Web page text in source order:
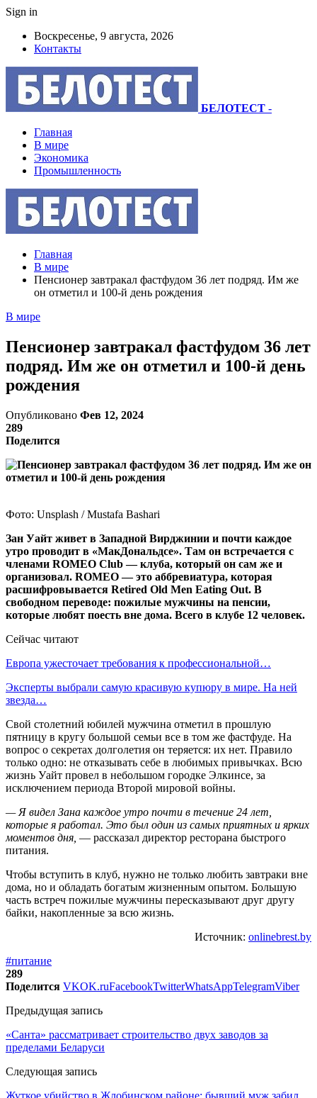
Sign in
Воскресенье, 9 августа, 2026
Контакты
БЕЛОТЕСТ -
Главная
В мире
Экономика
Промышленность
Главная
В мире
Пенсионер завтракал фастфудом 36 лет подряд. Им же
он отметил и 100-й день рождения
В мире
Пенсионер завтракал фастфудом 36 лет
подряд. Им же он отметил и 100-й день
рождения
Опубликовано Фев 12, 2024
289
Поделится
Фото: Unsplash / Mustafa Bashari
Зан Уайт живет в Западной Вирджинии и почти каждое
утро проводит в «МакДональдсе». Там он встречается с
членами ROMEO Club — клуба, который он сам же и
организовал. ROMEO — это аббревиатура, которая
расшифровывается Retired Old Men Eating Out. В
свободном переводе: пожилые мужчины на пенсии,
которые любят поесть вне дома. Всего в клубе 12 человек.
Сейчас читают
Европа ужесточает требования к профессиональной…
Эксперты выбрали самую красивую купюру в мире. На ней
звезда…
Свой столетний юбилей мужчина отметил в прошлую
пятницу в кругу большой семьи все в том же фастфуде. На
вопрос о секретах долголетия он теряется: их нет. Правило
только одно: не отказывать себе в любимых привычках. Всю
жизнь Уайт провел в небольшом городке Элкинсе, за
исключением периода Второй мировой войны.
— Я видел Зана каждое утро почти в течение 24 лет,
которые я работал. Это был один из самых приятных и ярких
моментов дня, — рассказал директор ресторана быстрого
питания.
Чтобы вступить в клуб, нужно не только любить завтраки вне
дома, но и обладать богатым жизненным опытом. Большую
часть встреч пожилые мужчины пересказывают друг другу
байки, накопленные за всю жизнь.
Источник: onlinebrest.by
#питание
289
Поделится VKOK.ruFacebookTwitterWhatsAppTelegramViber
Предыдущая запись
«Санта» рассматривает строительство двух заводов за
пределами Беларуси
Следующая запись
Жуткое убийство в Жлобинском районе: бывший муж забил